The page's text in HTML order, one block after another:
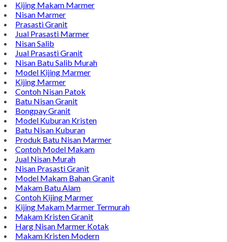
Model Plakat Vandel Unik
Contoh Vandel
Contoh Nisan Batu Kali
Batu Nisan Granit Hitam
Model Batu Nisan
Kijing Makam Marmer
Nisan Marmer
Prasasti Granit
Jual Prasasti Marmer
Nisan Salib
Jual Prasasti Granit
Nisan Batu Salib Murah
Model Kijing Marmer
Kijing Marmer
Contoh Nisan Patok
Batu Nisan Granit
Bongpay Granit
Model Kuburan Kristen
Batu Nisan Kuburan
Produk Batu Nisan Marmer
Contoh Model Makam
Jual Nisan Murah
Nisan Prasasti Granit
Model Makam Bahan Granit
Makam Batu Alam